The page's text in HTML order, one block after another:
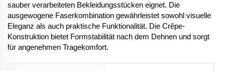
sauber verarbeiteten Bekleidungsstücken eignet. Die
ausgewogene Faserkombination gewährleistet sowohl visuelle
Eleganz als auch praktische Funktionalität. Die Crêpe-
Konstruktion bietet Formstabilität nach dem Dehnen und sorgt
für angenehmen Tragekomfort.